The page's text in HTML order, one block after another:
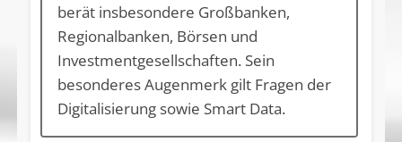
berät insbesondere Großbanken,
Regionalbanken, Börsen und
Investmentgesellschaften. Sein
besonderes Augenmerk gilt Fragen der
Digitalisierung sowie Smart Data.